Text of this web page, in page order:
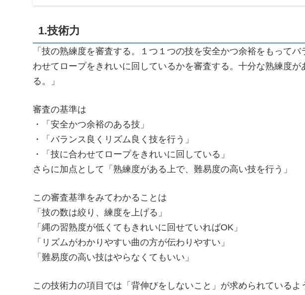
1.技術力
「技の熟練度を審査する。１つ１つの技を安全かつ余裕をもって
わせてロープをきれいに回しているかを審査する。十分な熟練度
る。」
審査の基準は
・「安全かつ余裕のある技」
・「バランス良くリズム良く技を行う」
・「技に合わせてロープをきれいに回している」
さらに加点として「熟練度がある上で、難易度の高い技を行う」
この審査基準をみてわかることは
「技の数は絞り、練度を上げる」
「縄の習熟度が低くてもきれいに回せていればOK」
「リズムがわかりやすい曲の方が伝わりやすい」
「難易度の高い技はやらなくてもいい」
この技術力の項目では「背伸びをしないこと」が求められているよ